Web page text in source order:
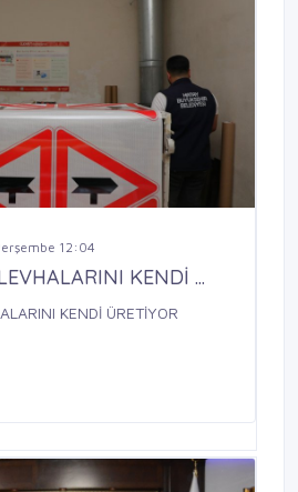
12:04
KENDİ ...
KENDİ ÜRETİYOR